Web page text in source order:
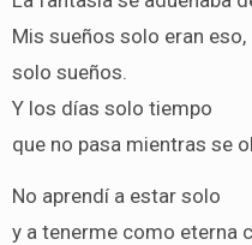
Mis sueños solo eran eso,
solo sueños.
Y los días solo tiempo
que no pasa mientras se
No aprendí a estar solo
y a tenerme como eterna